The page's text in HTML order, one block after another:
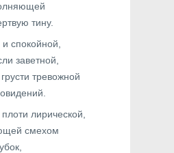
тину.
спокойной,
заветной,
тревожной
лирической,
смехом